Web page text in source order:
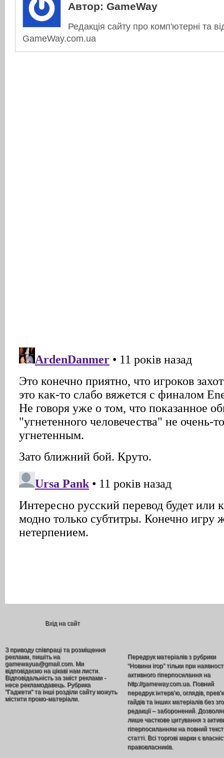
Автор: GameWay
Редакція сайту про комп'ютерні та
GameWay.com.ua
Вхід на сайт
З приводу співпраці та розміщення
реклами, пишіть на
gamewayua@gmail.com. Ми
відповідаємо на цікаві нам листи.
Відповідальність за зміст реклами -
несе рекламодавець. Рубрика
"Гаджети" та інші розділи сайту можуть
містити промо-матеріали.
Передрук матеріалів з рубрики
“Новини ігор” тільки при
активного гіперпосилання на
http://gameway.com.ua. Повний
передрук інтерв’ю, оглядів,
гайдів та інших матеріалів без
редакції – заборонений.
лише часткове цитування з
гіперпосиланням на повний текст
статті. Всі торгові марки є
правовласників.